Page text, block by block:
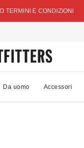
TERMINI E CONDIZIONI
Da uomo Accessori